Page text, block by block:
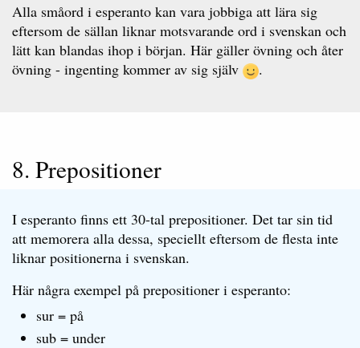
Alla småord i esperanto kan vara jobbiga att lära sig
eftersom de sällan liknar motsvarande ord i svenskan och
lätt kan blandas ihop i början. Här gäller övning och åter
övning - ingenting kommer av sig själv
.
8. Prepositioner
I esperanto finns ett 30-tal prepositioner. Det tar sin tid
att memorera alla dessa, speciellt eftersom de flesta inte
liknar positionerna i svenskan.
Här några exempel på prepositioner i esperanto:
sur = på
sub = under